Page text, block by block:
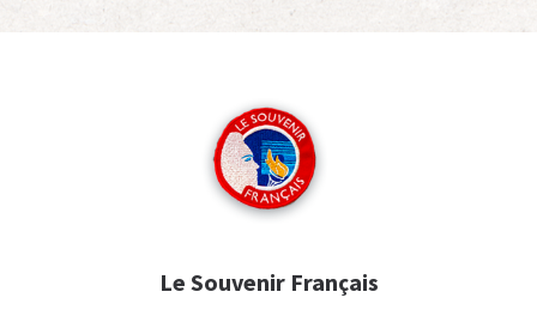
Le Souvenir Français